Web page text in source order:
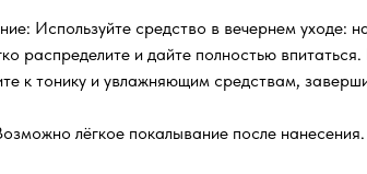
Используйте средство в вечернем уходе:
распределите и дайте полностью
к тонику и увлажняющим средствам,
лёгкое покалывание после нанесения.